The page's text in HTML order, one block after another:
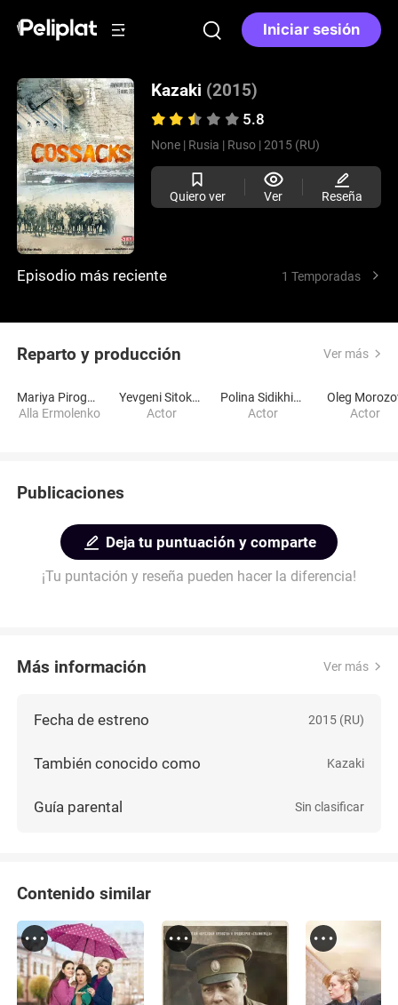
Iniciar sesión
Kazaki (2015)
5.8
None | Rusia | Ruso | 2015 (RU)
Quiero ver Ver Reseña
Episodio más reciente 1 Temporadas
Reparto y producción Ver más
Mariya Pirogova
Alla Ermolenko
Yevgeni Sitokhin
Actor
Polina Sidikhina
Actor
Oleg
Actor
Publicaciones
Deja tu puntuación y comparte
¡Tu puntación y reseña pueden hacer la diferencia!
Más información Ver más
Fecha de estreno 2015 (RU)
También conocido como Kazaki
Guía parental Sin clasificar
Contenido similar